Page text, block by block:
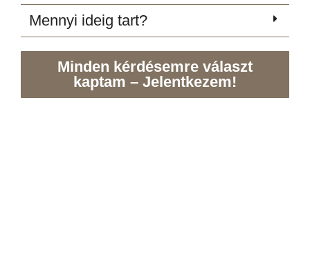
Mennyi ideig tart?
Minden kérdésemre választ
kaptam – Jelentkezem!